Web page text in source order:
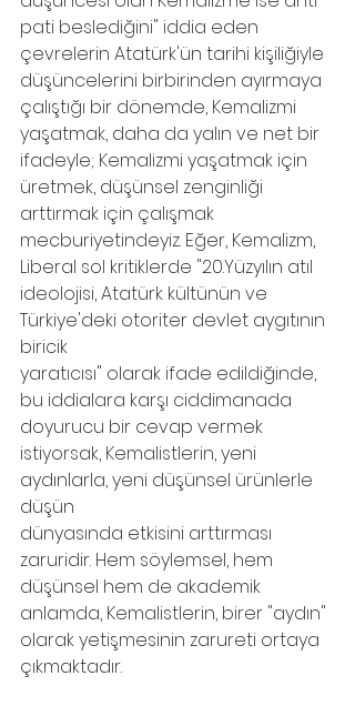
pati beslediğini" iddia eden
çevrelerin Atatürk'ün tarihi kişiliğiyle
düşüncelerini birbirinden ayırmaya
çalıştığı bir dönemde, Kemalizmi
yaşatmak, daha da yalın ve net bir
ifadeyle; Kemalizmi yaşatmak için
üretmek, düşünsel zenginliği
arttırmak için çalışmak
mecburiyetindeyiz. Eğer, Kemalizm,
Liberal sol kritiklerde "20.Yüzyılın atıl
ideolojisi, Atatürk kültünün ve
Türkiye'deki otoriter devlet aygıtının
biricik
yaratıcısı" olarak ifade edildiğinde,
bu iddialara karşı ciddimanada
doyurucu bir cevap vermek
istiyorsak, Kemalistlerin, yeni
aydınlarla, yeni düşünsel ürünlerle
düşün
dünyasında etkisini arttırması
zaruridir. Hem söylemsel, hem
düşünsel hem de akademik
anlamda, Kemalistlerin, birer "aydın"
olarak yetişmesinin zarureti ortaya
çıkmaktadır.